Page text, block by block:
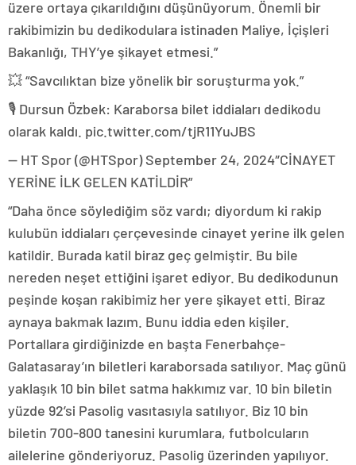
üzere ortaya çıkarıldığını düşünüyorum. Önemli bir
rakibimizin bu dedikodulara istinaden Maliye, İçişleri
Bakanlığı, THY’ye şikayet etmesi.”
💥 “Savcılıktan bize yönelik bir soruşturma yok.”
🎙️ Dursun Özbek: Karaborsa bilet iddiaları dedikodu
olarak kaldı. pic.twitter.com/tjR11YuJBS
— HT Spor (@HTSpor) September 24, 2024″CİNAYET
YERİNE İLK GELEN KATİLDİR”
“Daha önce söylediğim söz vardı; diyordum ki rakip
kulubün iddiaları çerçevesinde cinayet yerine ilk gelen
katildir. Burada katil biraz geç gelmiştir. Bu bile
nereden neşet ettiğini işaret ediyor. Bu dedikodunun
peşinde koşan rakibimiz her yere şikayet etti. Biraz
aynaya bakmak lazım. Bunu iddia eden kişiler.
Portallara girdiğinizde en başta Fenerbahçe-
Galatasaray’ın biletleri karaborsada satılıyor. Maç günü
yaklaşık 10 bin bilet satma hakkımız var. 10 bin biletin
yüzde 92’si Pasolig vasıtasıyla satılıyor. Biz 10 bin
biletin 700-800 tanesini kurumlara, futbolcuların
ailelerine gönderiyoruz. Pasolig üzerinden yapılıyor.